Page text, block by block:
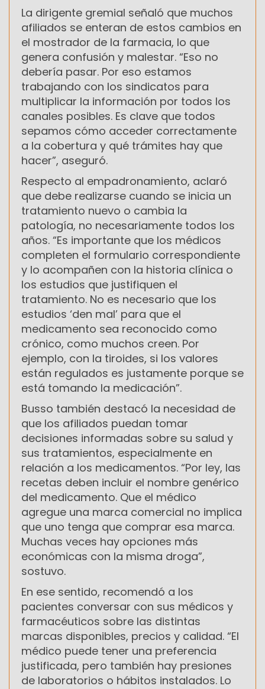
La dirigente gremial señaló que muchos
afiliados se enteran de estos cambios en
el mostrador de la farmacia, lo que
genera confusión y malestar. “Eso no
debería pasar. Por eso estamos
trabajando con los sindicatos para
multiplicar la información por todos los
canales posibles. Es clave que todos
sepamos cómo acceder correctamente
a la cobertura y qué trámites hay que
hacer”, aseguró.
Respecto al empadronamiento, aclaró
que debe realizarse cuando se inicia un
tratamiento nuevo o cambia la
patología, no necesariamente todos los
años. “Es importante que los médicos
completen el formulario correspondiente
y lo acompañen con la historia clínica o
los estudios que justifiquen el
tratamiento. No es necesario que los
estudios ‘den mal’ para que el
medicamento sea reconocido como
crónico, como muchos creen. Por
ejemplo, con la tiroides, si los valores
están regulados es justamente porque se
está tomando la medicación”.
Busso también destacó la necesidad de
que los afiliados puedan tomar
decisiones informadas sobre su salud y
sus tratamientos, especialmente en
relación a los medicamentos. “Por ley, las
recetas deben incluir el nombre genérico
del medicamento. Que el médico
agregue una marca comercial no implica
que uno tenga que comprar esa marca.
Muchas veces hay opciones más
económicas con la misma droga”,
sostuvo.
En ese sentido, recomendó a los
pacientes conversar con sus médicos y
farmacéuticos sobre las distintas
marcas disponibles, precios y calidad. “El
médico puede tener una preferencia
justificada, pero también hay presiones
de laboratorios o hábitos instalados. Lo